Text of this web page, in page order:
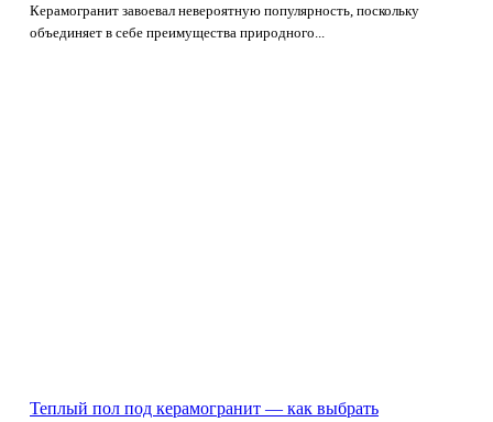
Керамогранит завоевал невероятную популярность, поскольку
объединяет в себе преимущества природного...
Теплый пол под керамогранит — как выбрать